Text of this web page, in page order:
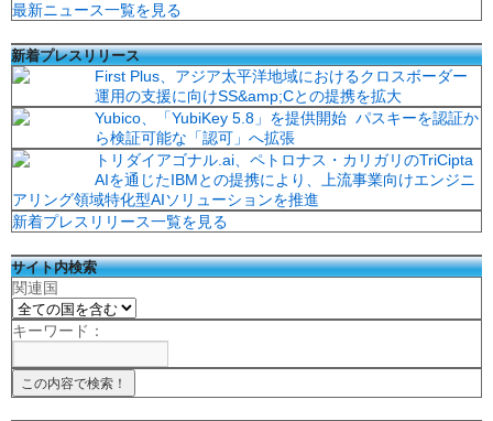
最新ニュース一覧を見る
新着プレスリリース
First Plus、アジア太平洋地域におけるクロスボーダー
運用の支援に向けSS&amp;Cとの提携を拡大
Yubico、「YubiKey 5.8」を提供開始 パスキーを認証か
ら検証可能な「認可」へ拡張
トリダイアゴナル.ai、ペトロナス・カリガリのTriCipta
AIを通じたIBMとの提携により、上流事業向けエンジニ
アリング領域特化型AIソリューションを推進
新着プレスリリース一覧を見る
サイト内検索
関連国
キーワード：